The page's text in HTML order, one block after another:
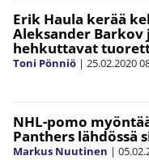
Erik Haula kerää
Aleksander Barkov
hehkuttavat
Toni Pönniö | 25.02.2020
NHL-pomo
Panthers
Markus Nuutinen |